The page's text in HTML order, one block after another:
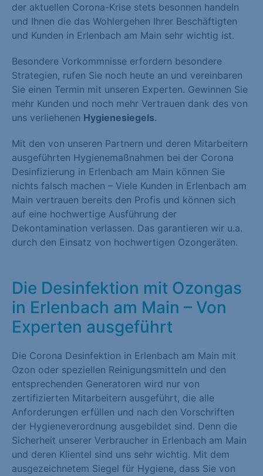
der aktuellen Corona-Krise stets besonnen handeln
und Ihnen die das Wohlergehen Ihrer Beschäftigten
und Kunden in Erlenbach am Main sehr wichtig ist.
Besondere Vorkommnisse erfordern besondere
Strategien, rufen Sie noch heute an und vereinbaren
Sie einen Termin mit unseren Experten. Gewinnen Sie
mehr Kunden und noch mehr Vertrauen dank des von
uns verliehenen Hygienesiegels.
Mit den von unseren Partnern und deren Mitarbeitern
ausgeführten Hygienemaßnahmen bei der Corona
Desinfizierung in Erlenbach am Main können Sie
nichts falsch machen – Viele Kunden in Erlenbach am
Main vertrauen bereits den Profis und können sich
auf eine hochwertige Ausführung der
Dekontamination verlassen. Das garantieren wir u.a.
durch den Einsatz von hochwertigen Ozongeräten.
Die Desinfektion mit Ozongas
in Erlenbach am Main – Von
Experten ausgeführt
Die Corona Desinfektion in Erlenbach am Main mit
Ozon oder speziellen Reinigungsmitteln und den
entsprechenden Generatoren wird nur von
zertifizierten Mitarbeitern ausgeführt, die alle
Anforderungen erfüllen und nach den Vorschriften
der Hygieneverordnung ausgebildet sind. Denn die
Sicherheit unserer Verbraucher in Erlenbach am Main
und deren Klientel sind uns sehr wichtig. Mit dem
ausgezeichnetem Siegel für Hygiene, dass Sie von